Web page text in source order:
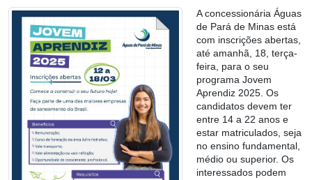
A concessionária Águas
de Pará de Minas está
com inscrições abertas,
até amanhã, 18, terça-
feira, para o seu
programa Jovem
Aprendiz 2025. Os
candidatos devem ter
entre 14 a 22 anos e
estar matriculados, seja
no ensino fundamental,
médio ou superior. Os
interessados podem